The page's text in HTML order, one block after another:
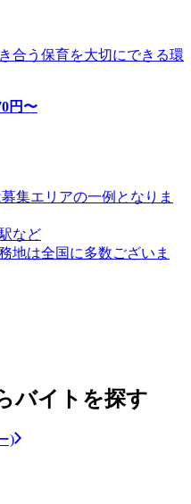
合う保育を大切にできる環
円〜
集エリアの一例となりま
など
地は全国に多数ございま
バイトを探す
)